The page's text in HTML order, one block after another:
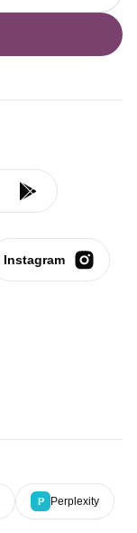
Instagram
P Perplexity